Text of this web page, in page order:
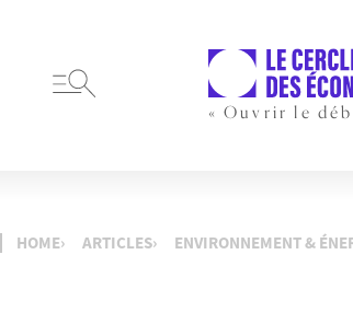
« Ouvrir le
HOME ARTICLES ENVIRONNEMENT &